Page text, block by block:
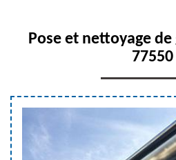
Pose et nettoyage
77550